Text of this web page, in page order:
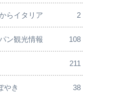
らイタリア 2
ン観光情報 108
211
やき 38